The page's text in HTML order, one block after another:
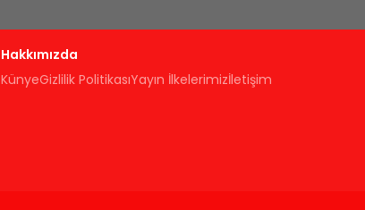
Hakkımızda
KünyeGizlilik PolitikasıYayın İlkelerimizİletişim